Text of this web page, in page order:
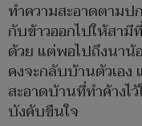
ทำความสะอาดตามป
กับข้าวออกไปให้สา
ด้วย แต่พอไปถึงนา
คงจะกลับบ้านตัวเอง
สะอาดบ้านที่ทำค้างไ
บังคับขืนใจ